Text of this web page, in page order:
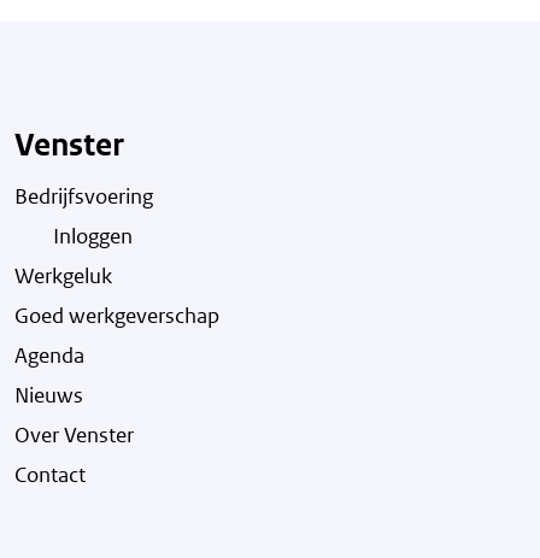
Venster
Bedrijfsvoering
Inloggen
Werkgeluk
Goed werkgeverschap
Agenda
Nieuws
Over Venster
Contact